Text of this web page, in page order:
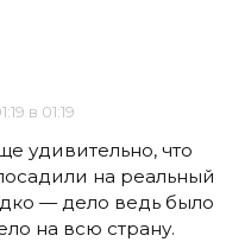
в 01:19
удивительно, что
на реальный
— дело ведь было
на всю страну.